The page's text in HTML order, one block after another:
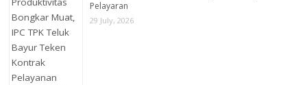
Pelayaran
29 July, 2026